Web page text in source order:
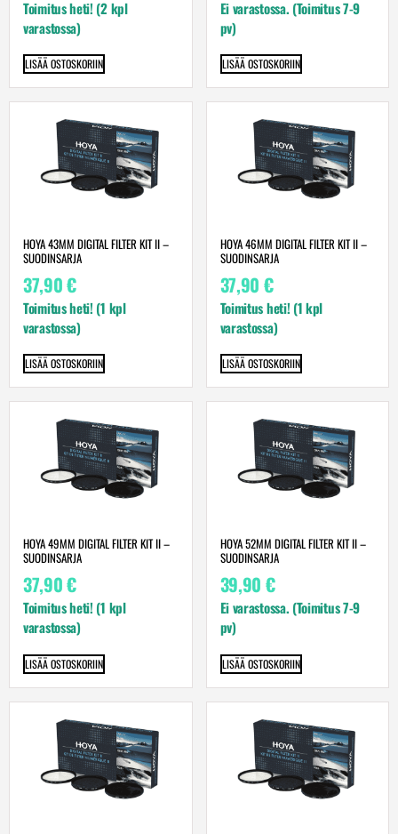
Toimitus heti! (2 kpl
varastossa)
LISÄÄ OSTOSKORIIN
Ei varastossa. (Toimitus 7-9
pv)
LISÄÄ OSTOSKORIIN
HOYA 43MM DIGITAL FILTER KIT II –
SUODINSARJA
37,90€
Toimitus heti! (1 kpl
varastossa)
LISÄÄ OSTOSKORIIN
HOYA 46MM DIGITAL FILTER KIT II –
SUODINSARJA
37,90 €
Toimitus heti! (1 kpl
varastossa)
LISÄÄ OSTOSKORIIN
HOYA 49MM DIGITAL FILTER KIT II –
SUODINSARJA
37,90€
Toimitus heti! (1 kpl
varastossa)
LISÄÄ OSTOSKORIIN
HOYA 52MM DIGITAL FILTER KIT II –
SUODINSARJA
39,90 €
Ei varastossa. (Toimitus 7-9
pv)
LISÄÄ OSTOSKORIIN